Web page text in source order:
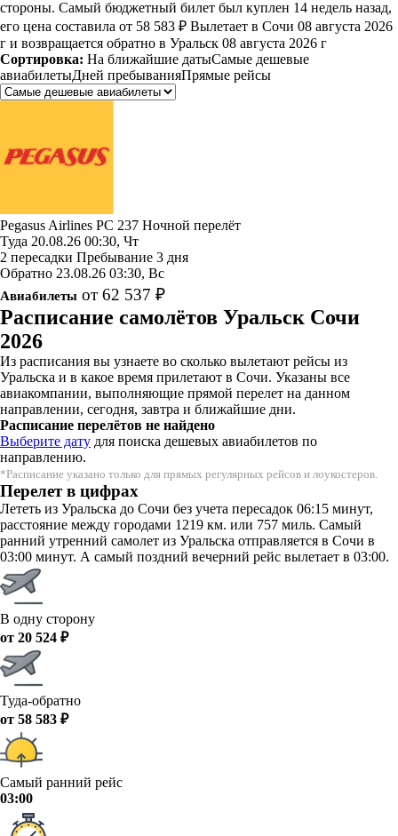
стороны. Самый бюджетный билет был куплен 14 недель назад,
его цена составила от 58 583 ₽ Вылетает в Сочи 08 августа 2026
г и возвращается обратно в Уральск 08 августа 2026 г
Сортировка: На ближайшие датыСамые дешевые
авиабилетыДней пребыванияПрямые рейсы
Pegasus Airlines PC 237 Ночной перелёт
Туда 20.08.26 00:30, Чт
2 пересадки Пребывание 3 дня
Обратно 23.08.26 03:30, Вс
Авиабилеты от 62 537 ₽
Расписание самолётов Уральск Сочи
2026
Из расписания вы узнаете во сколько вылетают рейсы из
Уральска и в какое время прилетают в Сочи. Указаны все
авиакомпании, выполняющие прямой перелет на данном
направлении, сегодня, завтра и ближайшие дни.
Расписание перелётов не найдено
Выберите дату для поиска дешевых авиабилетов по
направлению.
*Расписание указано только для прямых регулярных рейсов и лоукостеров.
Перелет в цифрах
Лететь из Уральска до Сочи без учета пересадок 06:15 минут,
расстояние между городами 1219 км. или 757 миль. Самый
ранний утренний самолет из Уральска отправляется в Сочи в
03:00 минут. А самый поздний вечерний рейс вылетает в 03:00.
В одну сторону
от 20 524 ₽
Туда-обратно
от 58 583 ₽
Самый ранний рейс
03:00